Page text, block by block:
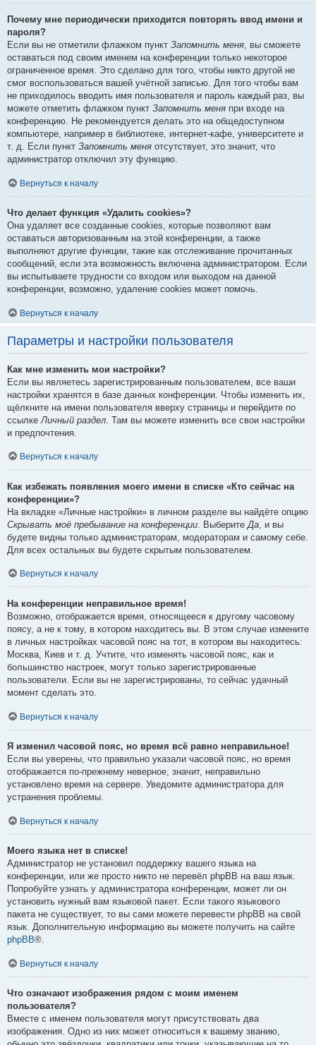
Почему мне периодически приходится повторять ввод имени и
пароля?
Если вы не отметили флажком пункт Запомнить меня, вы сможете
оставаться под своим именем на конференции только некоторое
ограниченное время. Это сделано для того, чтобы никто другой не
смог воспользоваться вашей учётной записью. Для того чтобы вам
не приходилось вводить имя пользователя и пароль каждый раз, вы
можете отметить флажком пункт Запомнить меня при входе на
конференцию. Не рекомендуется делать это на общедоступном
компьютере, например в библиотеке, интернет-кафе, университете и
т. д. Если пункт Запомнить меня отсутствует, это значит, что
администратор отключил эту функцию.
Вернуться к началу
Что делает функция «Удалить cookies»?
Она удаляет все созданные cookies, которые позволяют вам
оставаться авторизованным на этой конференции, а также
выполняют другие функции, такие как отслеживание прочитанных
сообщений, если эта возможность включена администратором. Если
вы испытываете трудности со входом или выходом на данной
конференции, возможно, удаление cookies может помочь.
Вернуться к началу
Параметры и настройки пользователя
Как мне изменить мои настройки?
Если вы являетесь зарегистрированным пользователем, все ваши
настройки хранятся в базе данных конференции. Чтобы изменить их,
щёлкните на имени пользователя вверху страницы и перейдите по
ссылке Личный раздел . Там вы можете изменить все свои настройки
и предпочтения.
Вернуться к началу
Как избежать появления моего имени в списке «Кто сейчас на
конференции»?
На вкладке «Личные настройки» в личном разделе вы найдёте опцию
Скрывать моё пребывание на конференции . Выберите Да , и вы
будете видны только администраторам, модераторам и самому себе.
Для всех остальных вы будете скрытым пользователем.
Вернуться к началу
На конференции неправильное время!
Возможно, отображается время, относящееся к другому часовому
поясу, а не к тому, в котором находитесь вы. В этом случае измените
в личных настройках часовой пояс на тот, в котором вы находитесь:
Москва, Киев и т. д. Учтите, что изменять часовой пояс, как и
большинство настроек, могут только зарегистрированные
пользователи. Если вы не зарегистрированы, то сейчас удачный
момент сделать это.
Вернуться к началу
Я изменил часовой пояс, но время всё равно неправильное!
Если вы уверены, что правильно указали часовой пояс, но время
отображается по-прежнему неверное, значит, неправильно
установлено время на сервере. Уведомите администратора для
устранения проблемы.
Вернуться к началу
Моего языка нет в списке!
Администратор не установил поддержку вашего языка на
конференции, или же просто никто не перевёл phpBB на ваш язык.
Попробуйте узнать у администратора конференции, может ли он
установить нужный вам языковой пакет. Если такого языкового
пакета не существует, то вы сами можете перевести phpBB на свой
язык. Дополнительную информацию вы можете получить на сайте
phpBB®.
Вернуться к началу
Что означают изображения рядом с моим именем
пользователя?
Вместе с именем пользователя могут присутствовать два
изображения. Одно из них может относиться к вашему званию,